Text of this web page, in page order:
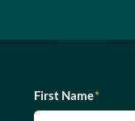
First Name*